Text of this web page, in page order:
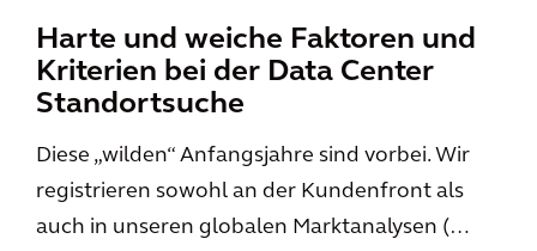
Harte und weiche Faktoren und
Kriterien bei der Data Center
Standortsuche
Diese „wilden“ Anfangsjahre sind vorbei. Wir
registrieren sowohl an der Kundenfront als
auch in unseren globalen Marktanalysen (…